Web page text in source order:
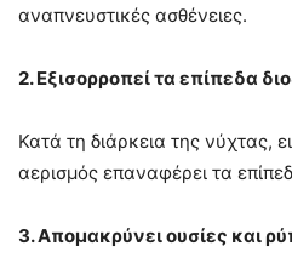
αναπνευστικές ασθένειες.
2. Εξισορροπεί τα επίπεδα
Κατά τη διάρκεια της νύχτας,
αερισμός επαναφέρει τα
3. Απομακρύνει ουσίες και